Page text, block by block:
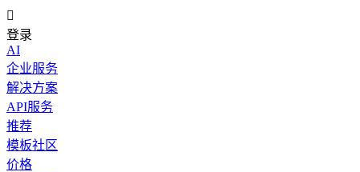

登录
AI
企业服务
解决方案
API服务
推荐
模板社区
价格